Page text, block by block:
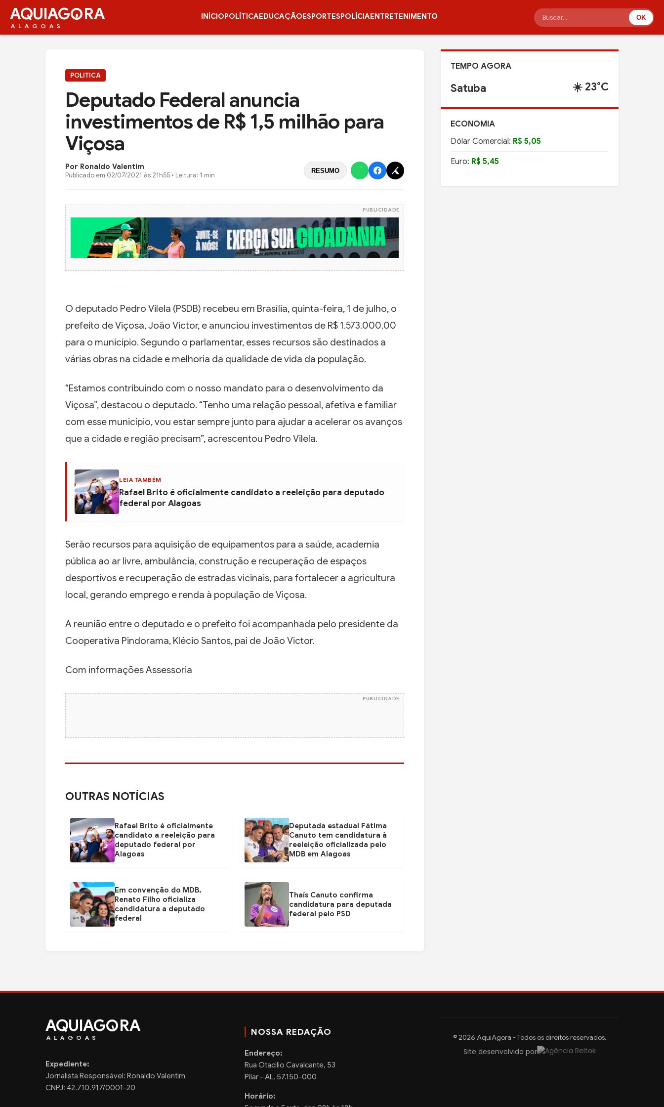
AQUIAG RA
ALAGOAS
INÍCIOPOLÍTICAEDUCAÇÃOESPORTESPOLÍCIAENTRETENIMENTO OK
POLITICA
Deputado Federal anuncia
investimentos de R$ 1,5 milhão para
Viçosa
Por Ronaldo Valentim
Publicado em 02/07/2021 às 21h55 • Leitura: 1 min
RESUMO
PUBLICIDADE
O deputado Pedro Vilela (PSDB) recebeu em Brasília, quinta-feira, 1 de julho, o
prefeito de Viçosa, João Victor, e anunciou investimentos de R$ 1.573.000.00
para o município. Segundo o parlamentar, esses recursos são destinados a
várias obras na cidade e melhoria da qualidade de vida da população.
“Estamos contribuindo com o nosso mandato para o desenvolvimento da
Viçosa”, destacou o deputado. “Tenho uma relação pessoal, afetiva e familiar
com esse município, vou estar sempre junto para ajudar a acelerar os avanços
que a cidade e região precisam”, acrescentou Pedro Vilela.
LEIA TAMBÉM
Rafael Brito é oficialmente candidato a reeleição para deputado
federal por Alagoas
Serão recursos para aquisição de equipamentos para a saúde, academia
pública ao ar livre, ambulância, construção e recuperação de espaços
desportivos e recuperação de estradas vicinais, para fortalecer a agricultura
local, gerando emprego e renda à população de Viçosa.
A reunião entre o deputado e o prefeito foi acompanhada pelo presidente da
Cooperativa Pindorama, Klécio Santos, pai de João Victor.
Com informações Assessoria
PUBLICIDADE
OUTRAS NOTÍCIAS
Rafael Brito é oficialmente
candidato a reeleição para
deputado federal por
Alagoas
Deputada estadual Fátima
Canuto tem candidatura à
reeleição oficializada pelo
MDB em Alagoas
Em convenção do MDB,
Renato Filho oficializa
candidatura a deputado
federal
Thaís Canuto confirma
candidatura para deputada
federal pelo PSD
TEMPO AGORA
Satuba ☀️ 23°C
ECONOMIA
Dólar Comercial: R$ 5,05
Euro: R$ 5,45
AQUIAG RA
ALAGOAS
Expediente:
Jornalista Responsável: Ronaldo Valentim
CNPJ: 42.710.917/0001-20
NOSSA REDAÇÃO
Endereço:
Rua Otacilio Cavalcante, 53
Pilar - AL, 57.150-000
Horário:
© 2026 AquiAgora - Todos os direitos reservados.
Site desenvolvido por